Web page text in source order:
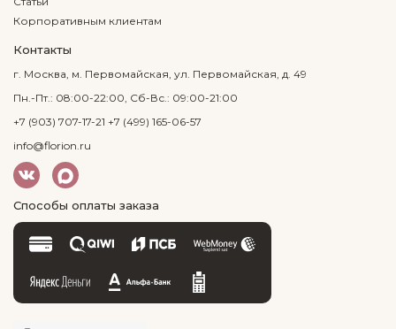
Корпоративным клиентам
Контакты
г. Москва, м. Первомайская, ул. Первомайская, д. 49
Пн.-Пт.: 08:00-22:00, Сб-Вс.: 09:00-21:00
+7 (903) 707-17-21 +7 (499) 165-06-57
info@florion.ru
Способы оплаты заказа